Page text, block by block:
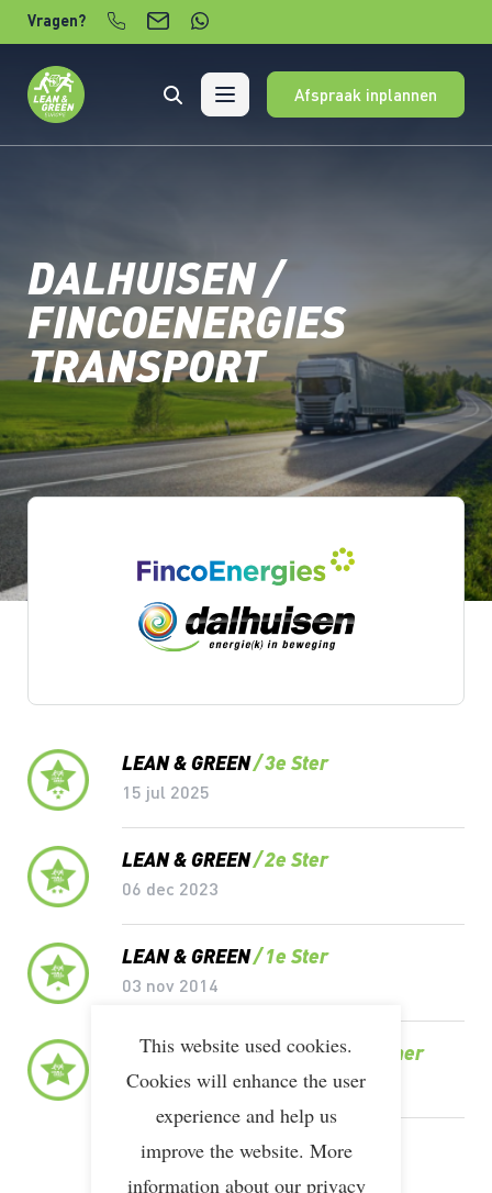
Verder naar content
Vragen?
Afspraak inplannen
DALHUISEN /
FINCOENERGIES
TRANSPORT
Lean & Green Milestones
LEAN & GREEN 3e Ster
15 jul 2025
LEAN & GREEN 2e Ster
06 dec 2023
LEAN & GREEN 1e Ster
03 nov 2014
LEAN & GREEN Award Deelnemer
09 nov 2011
LEAN & GREEN Deelnemer
10 okt 2013
This website used cookies.
Cookies will enhance the user
experience and help us
improve the website. More
information about our privacy